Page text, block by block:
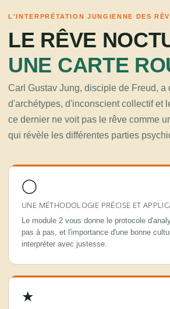
L'INTERPRÉTATION JUNGIENNE DES
LE RÊVE
UNE CARTE
Carl Gustav Jung, disciple de Freud,
d'archétypes, d'inconscient collectif et
ce dernier ne voit pas le rêve comme
qui révèle les différentes parties
◯
UNE MÉTHODOLOGIE PRÉCISE ET
Le module 2 vous donne le protocole
pas à pas, et l'importance d'une bonne
interpréter avec justesse.
★